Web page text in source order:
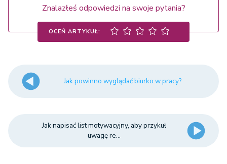
Znalazłeś odpowiedzi na swoje pytania?
OCEŃ ARTYKUŁ:
Jak powinno wyglądać biurko w pracy?
Jak napisać list motywacyjny, aby przykuł
uwagę re...